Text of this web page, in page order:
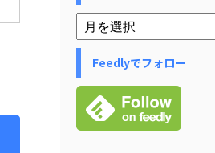
Feedlyでフォロー